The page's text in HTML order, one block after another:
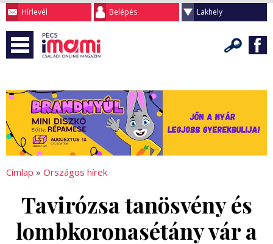
Hírlevél Belépés Lakhely
Címlap » Országos hírek
Tavirózsa tanösvény és
lombkoronasétány vár a